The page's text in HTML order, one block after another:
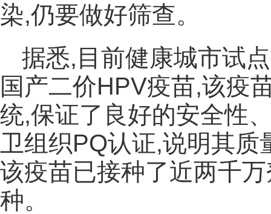
染,仍要做好筛查。
据悉,目前健康城市试
国产二价HPV疫苗,该疫
统,保证了良好的安全性
卫组织PQ认证,说明其
该疫苗已接种了近两千
种。